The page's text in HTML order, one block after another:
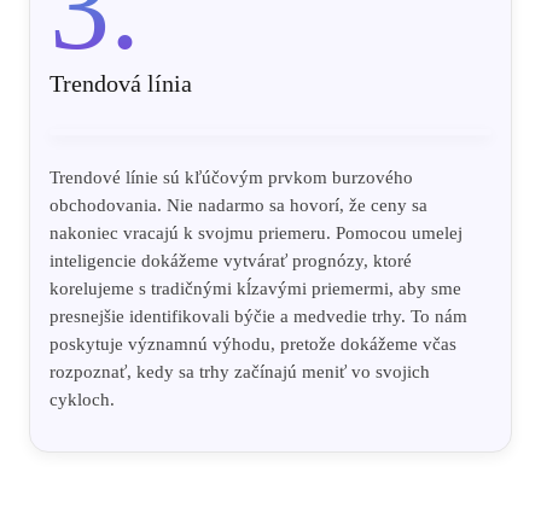
Trendová línia
Trendové línie sú kľúčovým prvkom burzového
obchodovania. Nie nadarmo sa hovorí, že ceny sa
nakoniec vracajú k svojmu priemeru. Pomocou umelej
inteligencie dokážeme vytvárať prognózy, ktoré
korelujeme s tradičnými kĺzavými priemermi, aby sme
presnejšie identifikovali býčie a medvedie trhy. To nám
poskytuje významnú výhodu, pretože dokážeme včas
rozpoznať, kedy sa trhy začínajú meniť vo svojich
cykloch.